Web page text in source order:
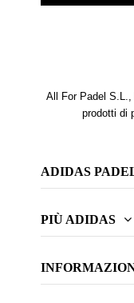
All For Padel
prodotti di
ADIDAS
PIÙ ADIDAS